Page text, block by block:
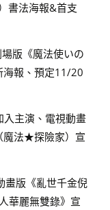
書法海報&首支
版《魔法使いの
海報、預定11/20
主演、電視動畫
魔法★探險家）宣
畫版《亂世千金倪
華麗無雙錄》宣